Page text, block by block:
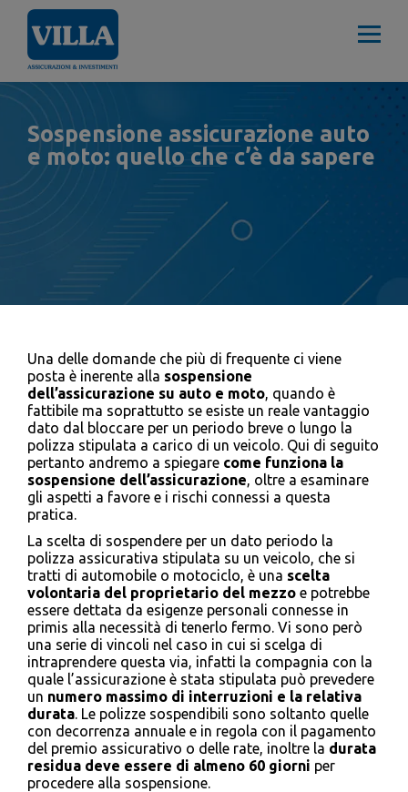
Sospensione assicurazione auto
e moto: quello che c’è da sapere
Una delle domande che più di frequente ci viene
posta è inerente alla sospensione
dell’assicurazione su auto e moto, quando è
fattibile ma soprattutto se esiste un reale vantaggio
dato dal bloccare per un periodo breve o lungo la
polizza stipulata a carico di un veicolo. Qui di seguito
pertanto andremo a spiegare come funziona la
sospensione dell’assicurazione, oltre a esaminare
gli aspetti a favore e i rischi connessi a questa
pratica.
La scelta di sospendere per un dato periodo la
polizza assicurativa stipulata su un veicolo, che si
tratti di automobile o motociclo, è una scelta
volontaria del proprietario del mezzo e potrebbe
essere dettata da esigenze personali connesse in
primis alla necessità di tenerlo fermo. Vi sono però
una serie di vincoli nel caso in cui si scelga di
intraprendere questa via, infatti la compagnia con la
quale l’assicurazione è stata stipulata può prevedere
un numero massimo di interruzioni e la relativa
durata. Le polizze sospendibili sono soltanto quelle
con decorrenza annuale e in regola con il pagamento
del premio assicurativo o delle rate, inoltre la durata
residua deve essere di almeno 60 giorni per
procedere alla sospensione.